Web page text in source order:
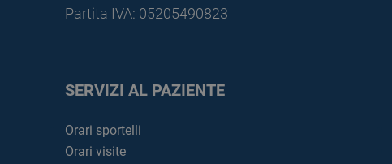
Partita IVA: 05205490823
SERVIZI AL PAZIENTE
Orari sportelli
Orari visite